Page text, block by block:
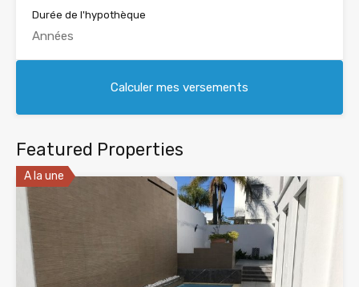
Durée de l'hypothèque
Featured Properties
A la une